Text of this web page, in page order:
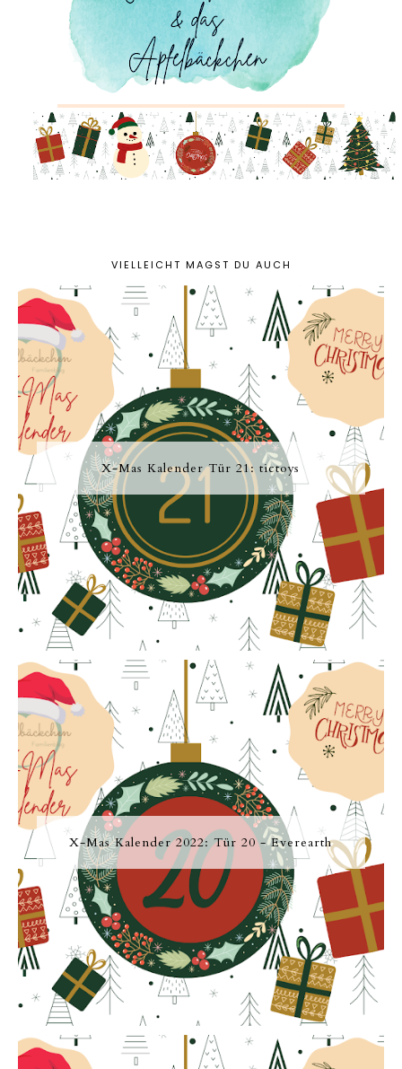
VIELLEICHT MAGST DU AUCH
X-Mas Kalender Tür 21: tictoys
X-Mas Kalender 2022: Tür 20 - Everearth